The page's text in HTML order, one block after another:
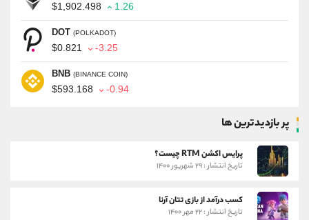
$1,902.498 1.26
DOT (POLKADOT)
$0.821 -3.25
BNB (BINANCE COIN)
$593.168 -0.94
پر بازدیدترین ها
پرایس اکشن RTM چیست؟
تاریخ انتشار : ۲۹ شهریور ۱۴۰۰
کسب درآمد از بازی تتان آرنا
تاریخ انتشار : ۲۲ مهر ۱۴۰۰